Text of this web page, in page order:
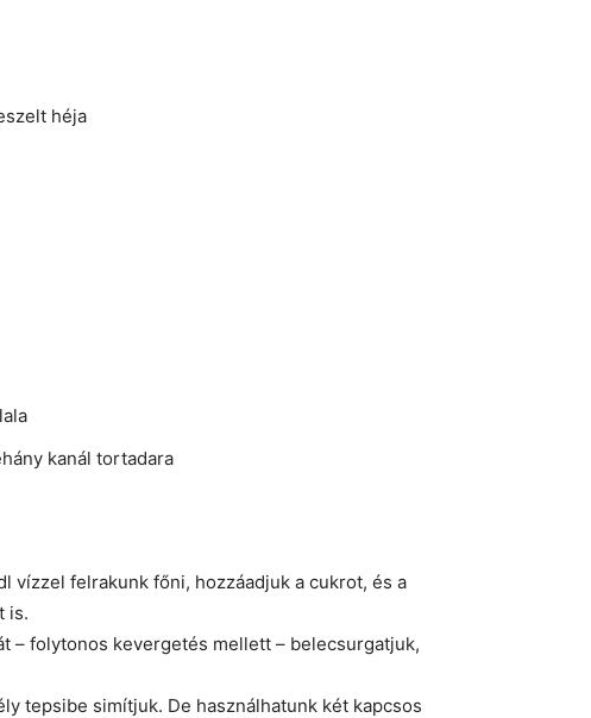
héja
kanál tortadara
vízzel felrakunk főni, hozzáadjuk a cukrot, és a
is.
– folytonos kevergetés mellett – belecsurgatjuk,
tepsibe simítjuk. De használhatunk két kapcsos